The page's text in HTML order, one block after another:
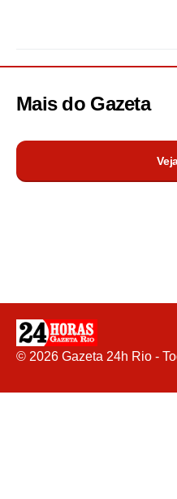
Mais do Gazeta
© 2026 Gazeta 24h Rio -